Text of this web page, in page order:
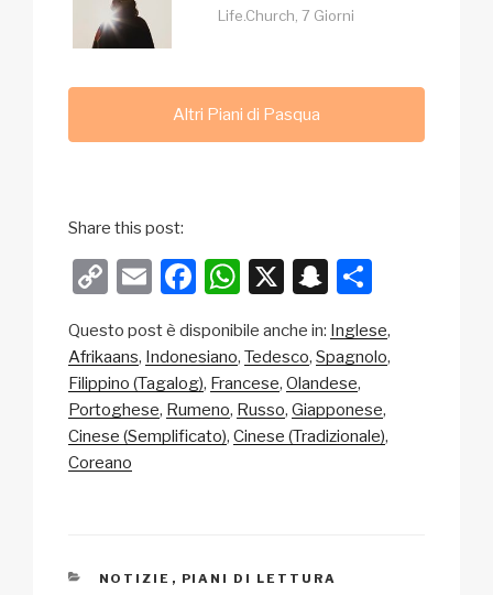
Life.Church, 7 Giorni
Altri Piani di Pasqua
Share this post:
C
p
y
Li
n
E
ail
F
c
e
b
o
W
at
s
A
p
X
S
a
p
c
h
n
vi
di
Questo post è disponibile anche in: Inglese
Afrikaans Indonesiano Tedesco Spagnolo
Filippino (Tagalog) Francese Olandese
Portoghese Rumeno Russo Giapponese
Cinese (Semplificato) Cinese (Tradizionale)
Coreano
CATEGORIE
NOTIZIE , PIANI DI LETTURA